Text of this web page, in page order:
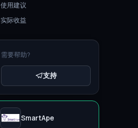
使用建议
实际收益
需要帮助?
支持
SmartApe